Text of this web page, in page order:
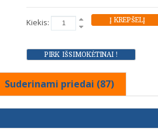
Kiekis:
Suderinami priedai (87)